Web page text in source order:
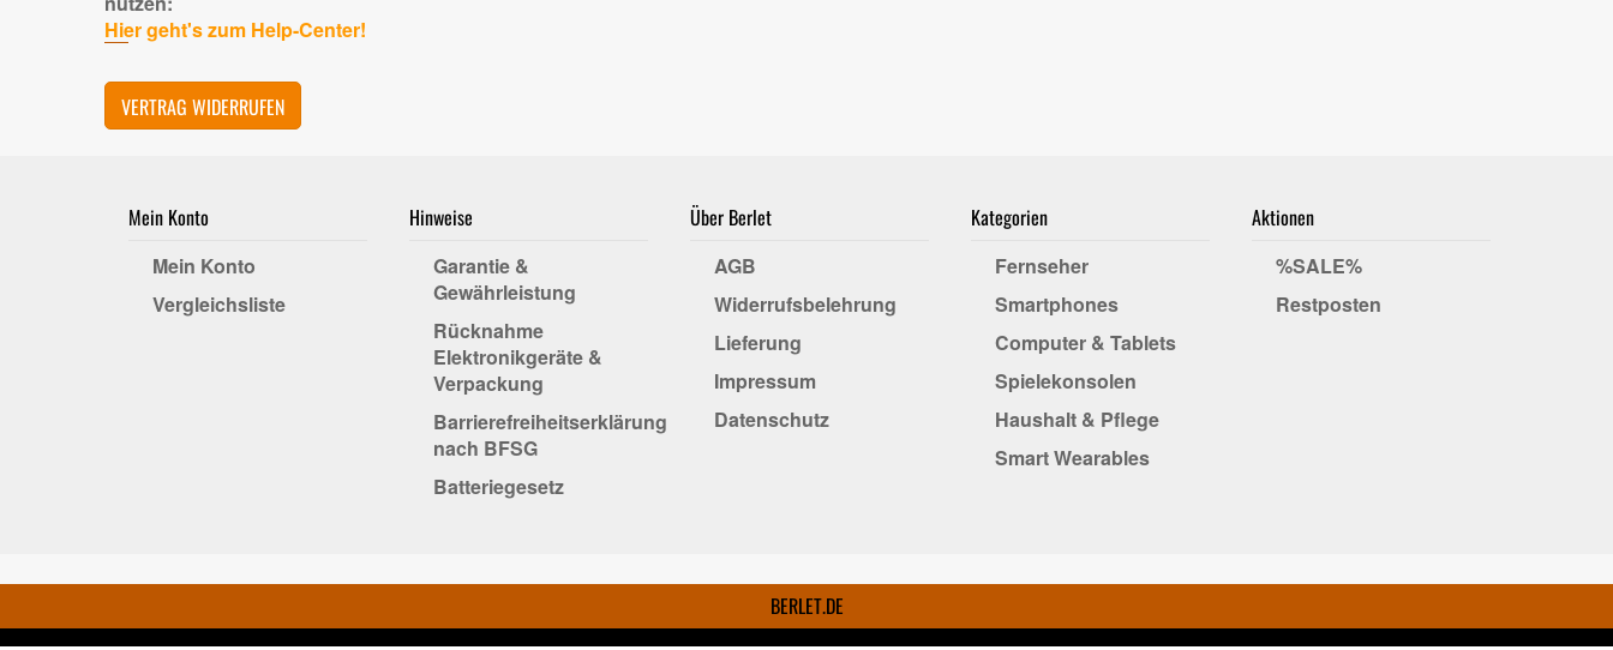
Hier geht's zum Help-Center!
VERTRAG WIDERRUFEN
Mein Konto
Mein Konto
Vergleichsliste
Hinweise
Garantie &
Gewährleistung
Rücknahme
Elektronikgeräte &
Verpackung
Barrierefreiheitserklärung
nach BFSG
Batteriegesetz
Über Berlet
AGB
Widerrufsbelehrung
Lieferung
Impressum
Datenschutz
Kategorien
Fernseher
Smartphones
Computer & Tablets
Spielekonsolen
Haushalt & Pflege
Smart Wearables
Aktionen
%SALE%
Restposten
BERLET.DE